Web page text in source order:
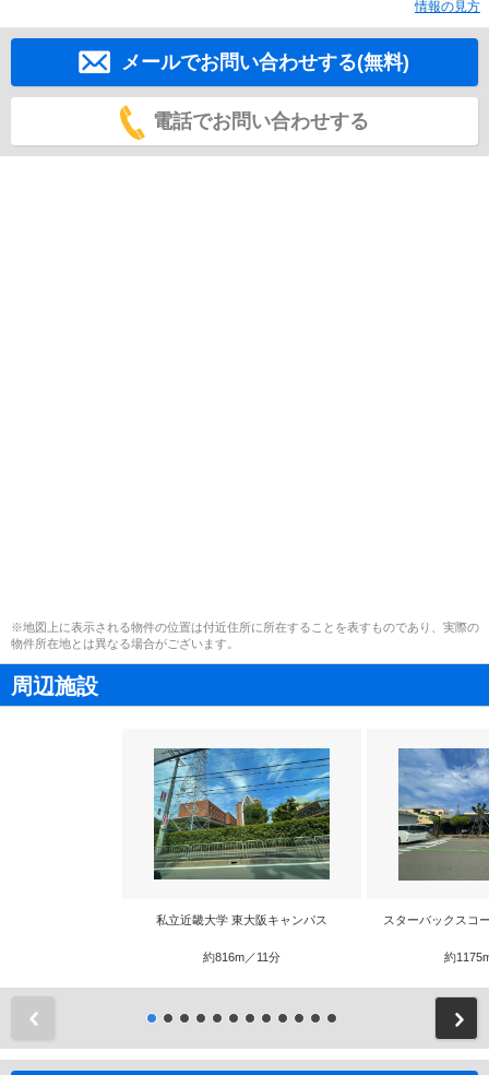
情報の見方
メールでお問い合わせする(無料)
電話でお問い合わせする
※地図上に表示される物件の位置は付近住所に所在することを表すものであり、実際の
物件所在地とは異なる場合がございます。
周辺施設
私立近畿大学 東大阪キャンパス
約816m／11分
スターバックスコ
約